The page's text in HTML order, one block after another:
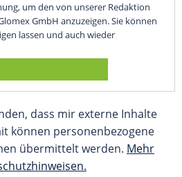
um den von unserer Redaktion
GmbH anzuzeigen. Sie können
lassen und auch wieder
dass mir externe Inhalte
können personenbezogene
übermittelt werden. Mehr